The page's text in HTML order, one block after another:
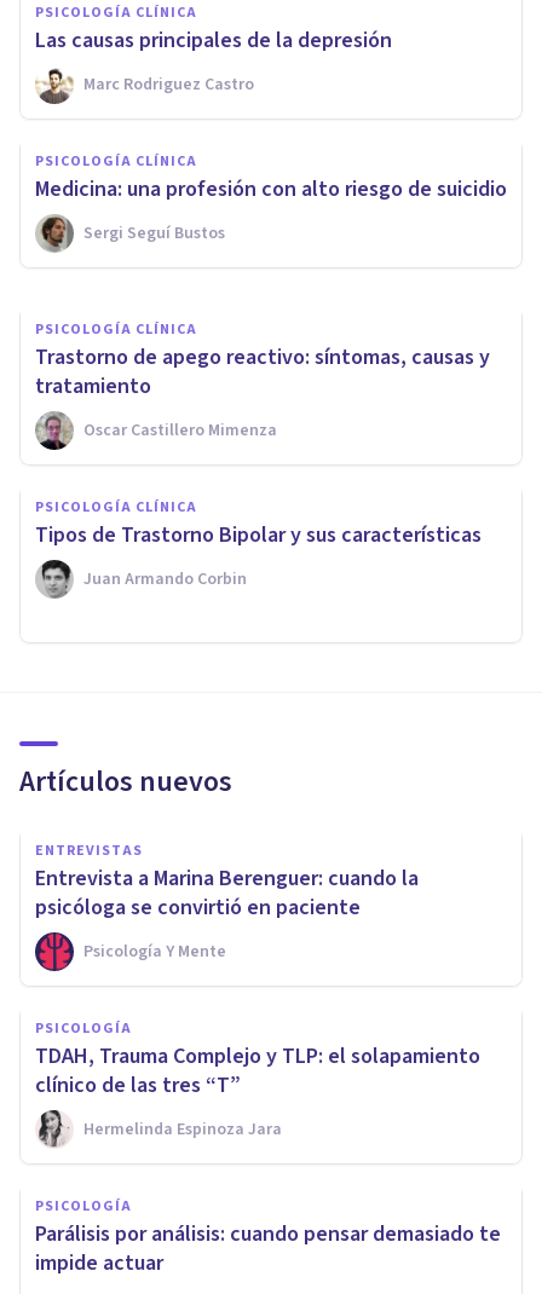
PSICOLOGÍA CLÍNICA
Las causas principales de la depresión
Marc Rodriguez Castro
PSICOLOGÍA CLÍNICA
Medicina: una profesión con alto riesgo de suicidio
Sergi Seguí Bustos
PSICOLOGÍA CLÍNICA
​Trastorno Depresivo
Estacional: qué es y cómo
prevenirlo
Jonathan García-Allen
PSICOLOGÍA CLÍNICA
Trastorno de apego reactivo: síntomas, causas y
tratamiento
Oscar Castillero Mimenza
PSICOLOGÍA CLÍNICA
​Tipos de Trastorno Bipolar y sus características
Juan Armando Corbin
Artículos nuevos
ENTREVISTAS
Entrevista a Marina Berenguer: cuando la
psicóloga se convirtió en paciente
Psicología Y Mente
PSICOLOGÍA
TDAH, Trauma Complejo y TLP: el solapamiento
clínico de las tres “T”
Hermelinda Espinoza Jara
PSICOLOGÍA
Parálisis por análisis: cuando pensar demasiado te
impide actuar